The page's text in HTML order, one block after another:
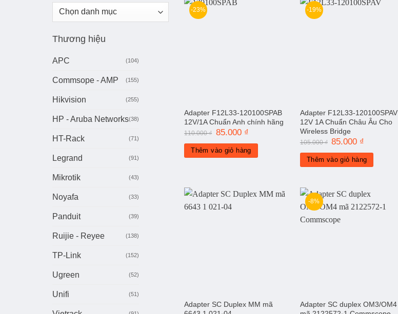
Thương hiệu
APC (104)
Commsope - AMP (155)
Hikvision (255)
HP - Aruba Networks(38)
HT-Rack (71)
Legrand (91)
Mikrotik (43)
Noyafa (33)
Panduit (39)
Ruijie - Reyee (138)
TP-Link (152)
Ugreen (52)
Unifi (51)
-23%
Adapter F12L33-120100SPAB
12V/1A Chuẩn Anh chính hãng
110.000₫ Giá
là:
110.000 ₫.
85.000 ₫
tại
là:
85.000 ₫.
Thêm vào giỏ hàng
-19%
Adapter F12L33-120100SPAV
12V 1A Chuẩn Châu Âu Cho
Wireless Bridge
105.000₫ Giá
là:
105.000 ₫.
85.000 ₫
tại
là:
85.000 ₫.
Thêm vào giỏ hàng
Adapter SC Duplex MM mã
-8%
Adapter SC duplex OM3/OM4